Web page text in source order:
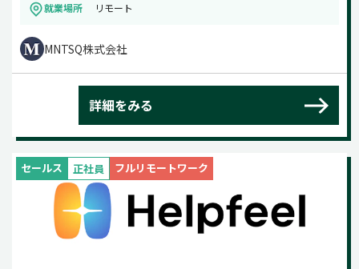
就業場所
リモート
MNTSQ株式会社
詳細をみる
セールス 正社員 フルリモートワーク